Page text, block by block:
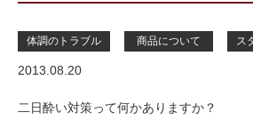
体調のトラブル 商品について ス
2013.08.20
二日酔い対策って何かありますか？